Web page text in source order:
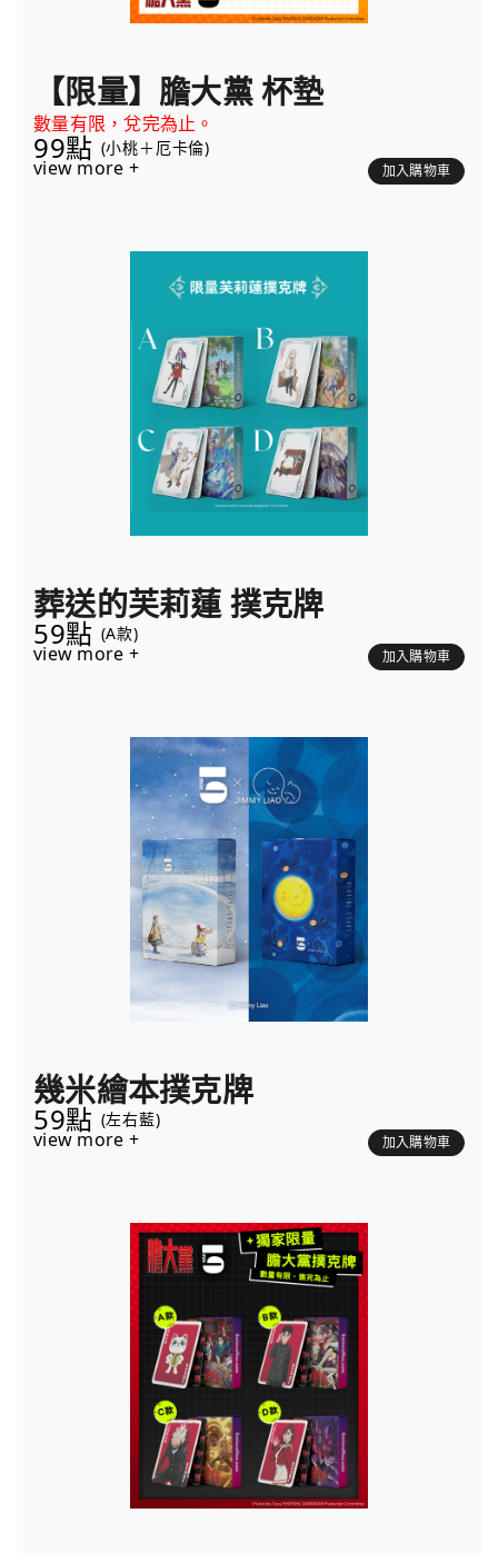
【限量】膽大黨 杯墊
數量有限，兌完為止。
99點 (小桃＋厄卡倫)
view more + 加入購物車
葬送的芙莉蓮 撲克牌
59點 (A款)
view more + 加入購物車
幾米繪本撲克牌
59點 (左右藍)
view more + 加入購物車